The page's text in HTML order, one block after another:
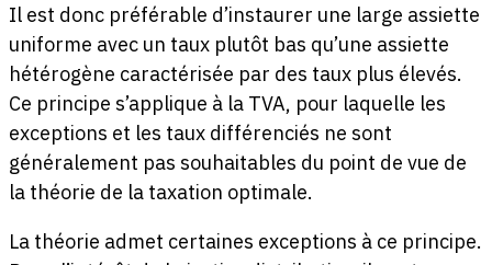
Il est donc préférable d’instaurer une large assiette
uniforme avec un taux plutôt bas qu’une assiette
hétérogène caractérisée par des taux plus élevés.
Ce principe s’applique à la TVA, pour laquelle les
exceptions et les taux différenciés ne sont
généralement pas souhaitables du point de vue de
la théorie de la taxation optimale.
La théorie admet certaines exceptions à ce principe.